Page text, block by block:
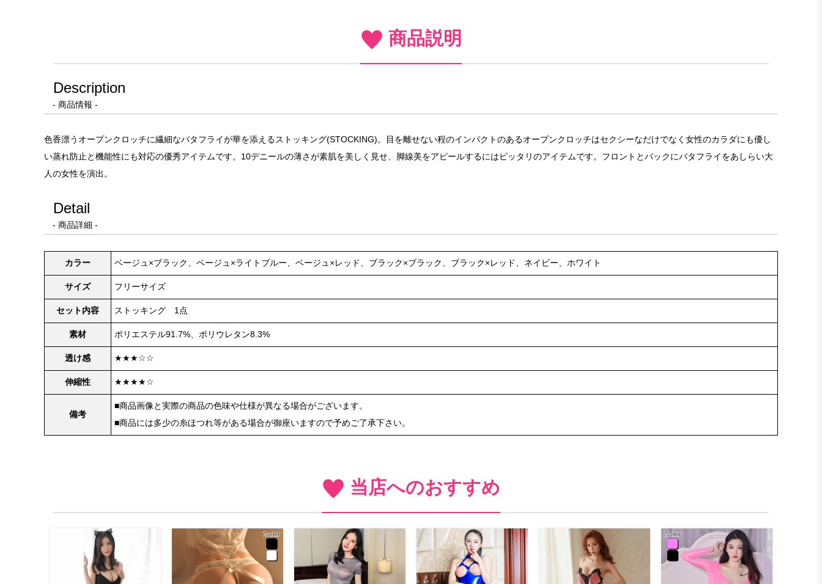
商品説明
Description
- 商品情報 -
色香漂うオープンクロッチに繊細なバタフライが華を添えるストッキング(STOCKING)。目を離せない程のインパクトのあるオープンクロッチはセクシーなだけでなく女性のカラダにも優し
い蒸れ防止と機能性にも対応の優秀アイテムです。10デニールの薄さが素肌を美しく見せ、脚線美をアピールするにはピッタリのアイテムです。フロントとバックにバタフライをあしらい大
人の女性を演出。
Detail
- 商品詳細 -
カラー ベージュ×ブラック、ベージュ×ライトブルー、ベージュ×レッド、ブラック×ブラック、ブラック×レッド、ネイビー、ホワイト
サイズ フリーサイズ
セット内容 ストッキング 1点
素材 ポリエステル91.7%、ポリウレタン8.3%
透け感 ★★★☆☆
伸縮性 ★★★★☆
備考
■商品画像と実際の商品の色味や仕様が異なる場合がございます。
■商品には多少の糸ほつれ等がある場合が御座いますので予めご了承下さい。
当店へのおすすめ